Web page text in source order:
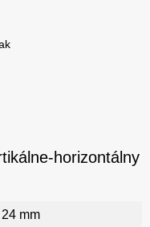
horizontálny
mm